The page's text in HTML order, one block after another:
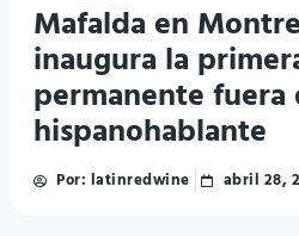
Mafalda en
inaugura la
permanente
hispanohablante
Por: latinredwine abril 28,